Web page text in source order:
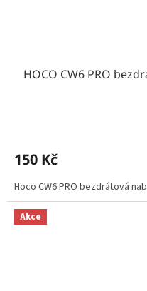
HOCO CW6 PRO
150 Kč
Hoco CW6 PRO bezdrátová
Akce